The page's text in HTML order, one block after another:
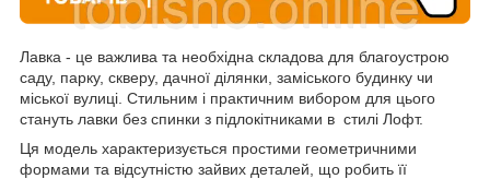
Лавка - це важлива та необхідна складова для благоустрою
саду, парку, скверу, дачної ділянки, заміського будинку чи
міської вулиці. Стильним і практичним вибором для цього
стануть лавки без спинки з підлокітниками в стилі Лофт.
Ця модель характеризується простими геометричними
формами та відсутністю зайвих деталей, що робить її